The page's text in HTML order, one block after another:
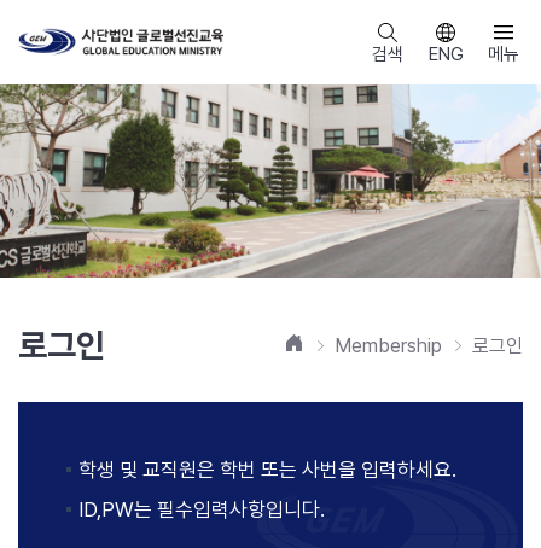
검색 ENG 메뉴
로그인 홈 Membership 로그인
학생 및 교직원은 학번 또는 사번을 입력하세요.
ID,PW는 필수입력사항입니다.